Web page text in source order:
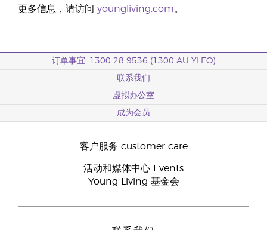
更多信息，请访问 youngliving.com。
订单事宜: 1300 28 9536 (1300 AU YLEO)
联系我们
虚拟办公室
成为会员
客户服务 customer care
活动和媒体中心 Events
Young Living 基金会